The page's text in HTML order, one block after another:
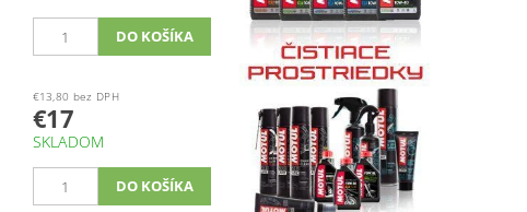
€13,80 bez DPH
€17
SKLADOM